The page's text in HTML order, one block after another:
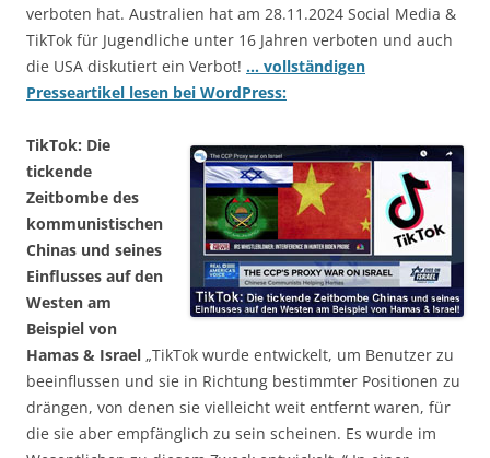
verboten hat. Australien hat am 28.11.2024 Social Media &
TikTok für Jugendliche unter 16 Jahren verboten und auch
die USA diskutiert ein Verbot! … vollständigen
Presseartikel lesen bei WordPress:
TikTok: Die
tickende
Zeitbombe des
kommunistischen
Chinas und seines
Einflusses auf den
Westen am
Beispiel von
Hamas & Israel „TikTok wurde entwickelt, um Benutzer zu
beeinflussen und sie in Richtung bestimmter Positionen zu
drängen, von denen sie vielleicht weit entfernt waren, für
die sie aber empfänglich zu sein scheinen. Es wurde im